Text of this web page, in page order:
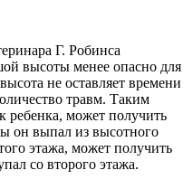
Г. Робинса
высоты менее опасно для
не оставляет времени
травм. Таким
ребенка, может получить
он выпал из высотного
этажа, может получить
со второго этажа.